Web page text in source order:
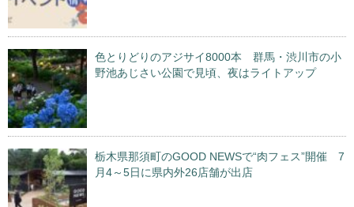
色とりどりのアジサイ8000本 群馬・渋川市の小
野池あじさい公園で見頃、夜はライトアップ
栃木県那須町のGOOD NEWSで“肉フェス”開催 7
月4～5日に県内外26店舗が出店